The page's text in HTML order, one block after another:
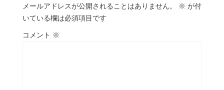
メールアドレスが公開されることはありません。 ※ が付
いている欄は必須項目です
コメント ※